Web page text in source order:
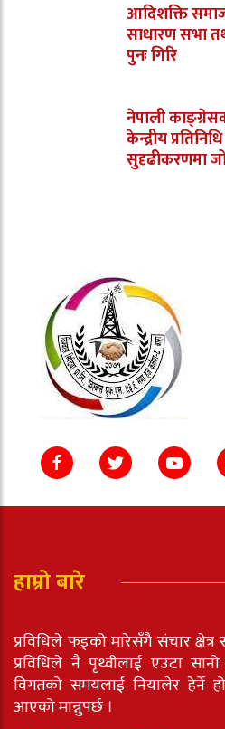
आदिशक्ति
साधारण सभा
पुनः गिरि
नेपाली
केन्द्रीय
सुदृढीकरणमा
हाम्रो बारे
प्रविधिले फड्को मारेसँगै संचार
प्रविधिले नै पृथ्वीलाई एउटा
विगतको समयलाई नियालेर हेर्ने
आएको मान्नुपर्छ ।